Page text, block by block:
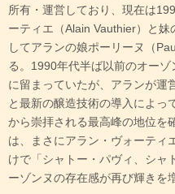
所有・運営しており、現在は
ーティエ（Alain Vauthier）と
してアランの娘ポーリーヌ（
る。1990年代半ば以前のオー
に留まっていたが、アランが運
と最新の醸造技術の導入によっ
から崇拝される最高峰の地位を
は、まさにアラン・ヴォーティ
けで「シャトー・パヴィ、シャ
ーゾンヌの存在感が再び輝きを